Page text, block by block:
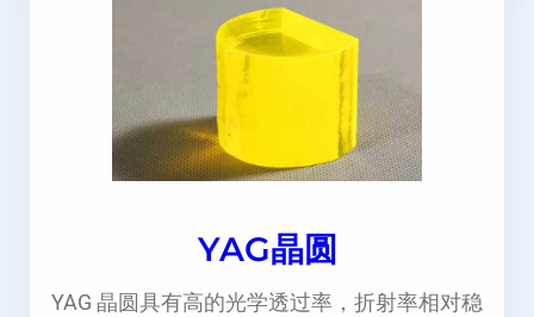
YAG晶圆
YAG 晶圆具有高的光学透过率，折射率相对稳